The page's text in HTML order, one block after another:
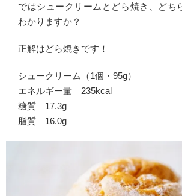
ではシュークリームとどら焼き、どち
わかりますか？
正解はどら焼きです！
シュークリーム（1個・95g）
エネルギー量 235kcal
糖質 17.3g
脂質 16.0g